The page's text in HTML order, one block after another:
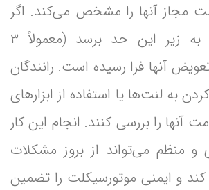
مجاز آنها را مشخص می‌کند. اگر
ضخامت لنت‌ها به زیر این حد برسد (معمولاً ۳
آنها فرا رسیده است. رانندگان
به لنت‌ها یا استفاده از ابزارهای
آنها را بررسی کنند. انجام این کار
و منظم می‌تواند از بروز مشکلات
و ایمنی موتورسیکلت را تضمین